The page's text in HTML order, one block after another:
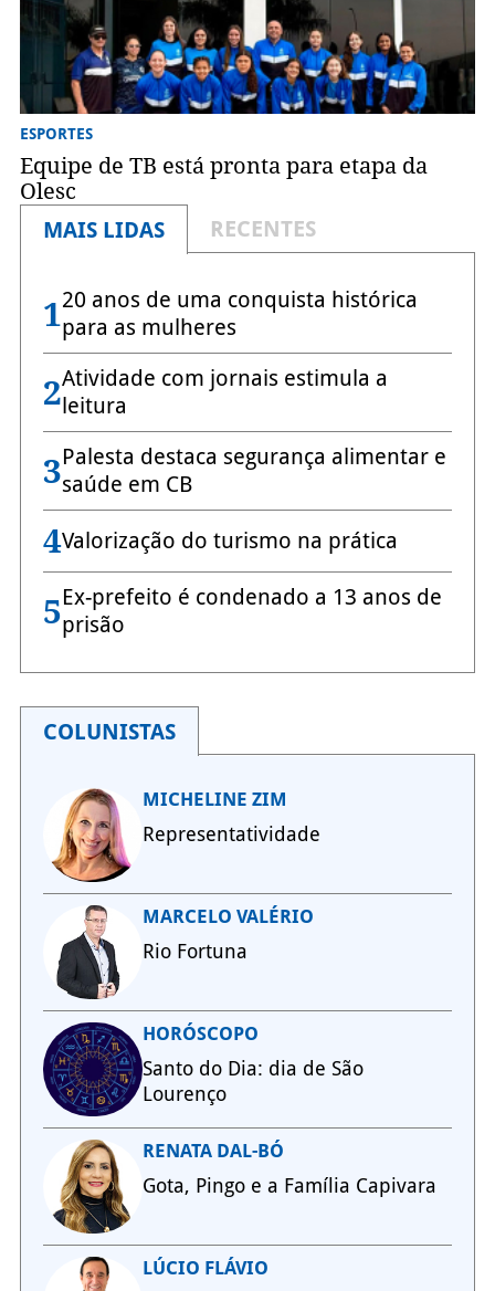
ESPORTES
Equipe de TB está pronta para etapa da
Olesc
MAIS LIDAS
RECENTES
120 anos de uma conquista histórica
para as mulheres
2Atividade com jornais estimula a
leitura
3Palesta destaca segurança alimentar e
saúde em CB
4Valorização do turismo na prática
5Ex-prefeito é condenado a 13 anos de
prisão
COLUNISTAS
MICHELINE ZIM
Representatividade
MARCELO VALÉRIO
Rio Fortuna
HORÓSCOPO
Santo do Dia: dia de São
Lourenço
RENATA DAL-BÓ
Gota, Pingo e a Família Capivara
LÚCIO FLÁVIO